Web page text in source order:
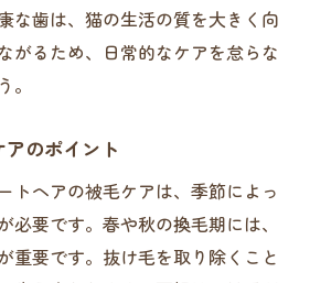
な歯は、猫の生活の質を大きく向
がるため、日常的なケアを怠らな
のポイント
トヘアの被毛ケアは、季節によっ
必要です。春や秋の換毛期には、
重要です。抜け毛を取り除くこと